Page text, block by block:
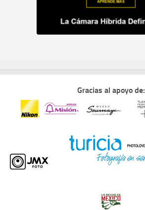
Gracias al apoyo de: